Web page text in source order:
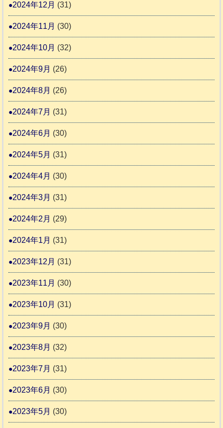
2024年12月 (31)
2024年11月 (30)
2024年10月 (32)
2024年9月 (26)
2024年8月 (26)
2024年7月 (31)
2024年6月 (30)
2024年5月 (31)
2024年4月 (30)
2024年3月 (31)
2024年2月 (29)
2024年1月 (31)
2023年12月 (31)
2023年11月 (30)
2023年10月 (31)
2023年9月 (30)
2023年8月 (32)
2023年7月 (31)
2023年6月 (30)
2023年5月 (30)